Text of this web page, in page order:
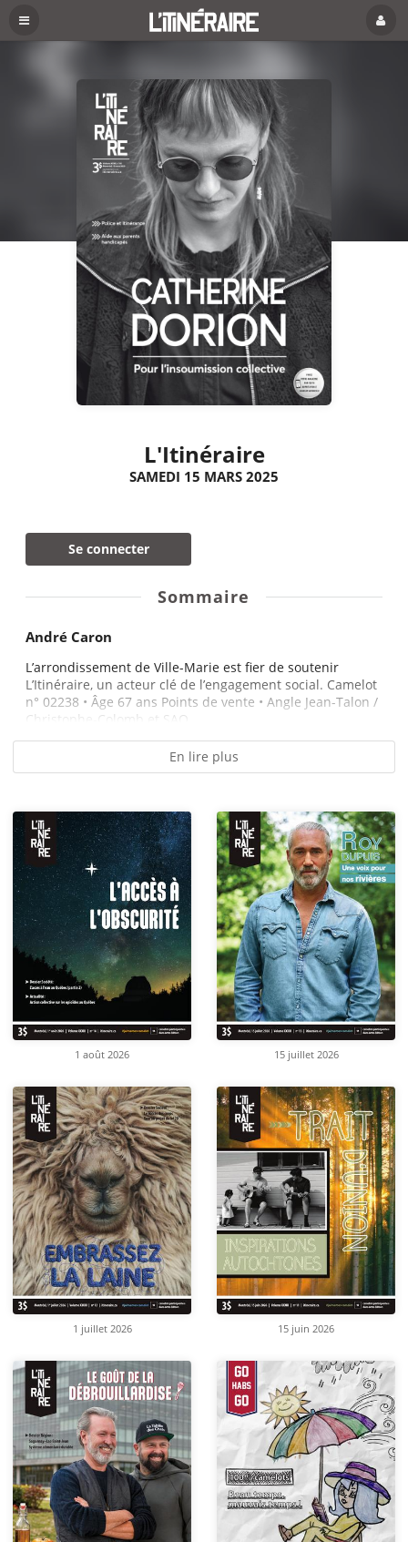
L'Itinéraire
SAMEDI 15 MARS 2025
Se connecter
Sommaire
André Caron
L’arrondissement de Ville-Marie est fier de soutenir
L’Itinéraire, un acteur clé de l’engagement social. Camelot
n° 02238 • Âge 67 ans Points de vente • Angle Jean-Talon /
Christophe-Colomb et SAQ...
En lire plus
1 août 2026 15 juillet 2026
1 juillet 2026 15 juin 2026